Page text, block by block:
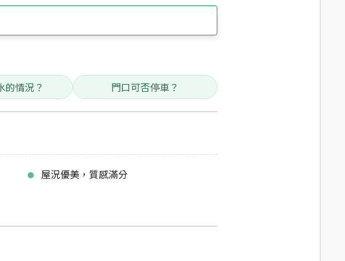
的情況？ 門口可否停車？
屋況優美，質感滿分